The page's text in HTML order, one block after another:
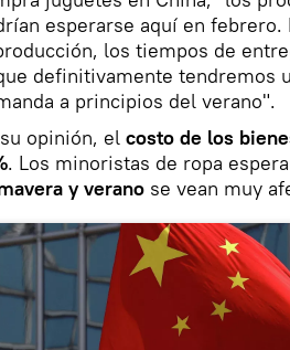
esperarse aquí en
los tiempos de
definitivamente tendremos
a principios del verano".
opinión, el costo de los
. Los minoristas de ropa
y verano se vean muy